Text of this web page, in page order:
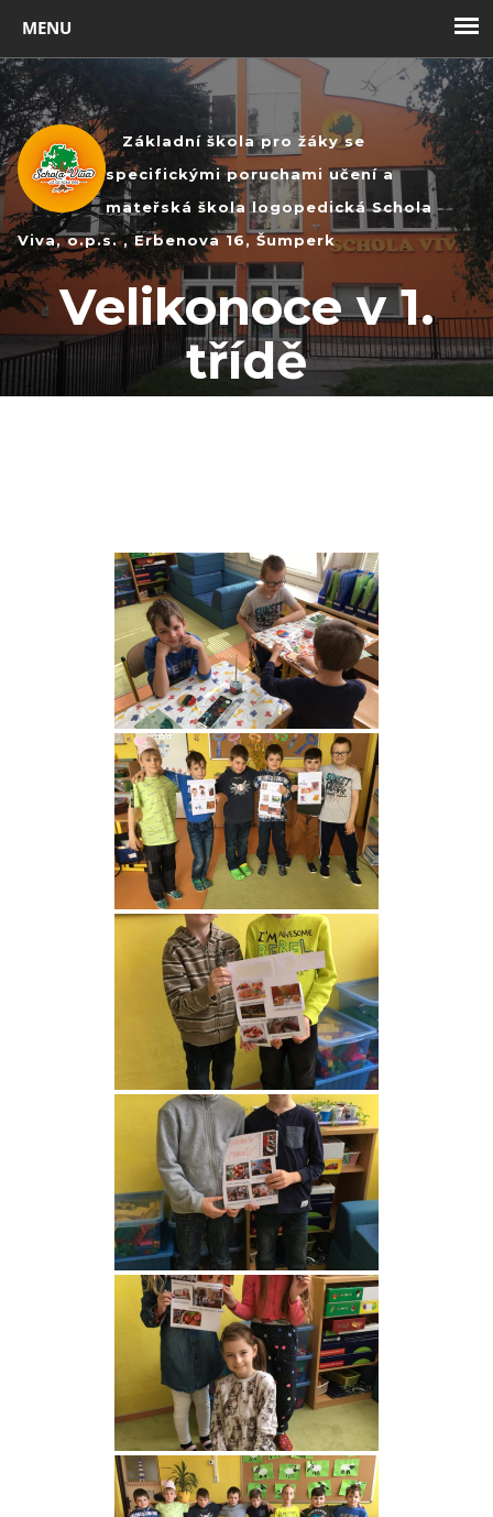
Základní škola pro žáky se
specifickými poruchami učení a
mateřská škola logopedická Schola
Viva, o.p.s. , Erbenova 16, Šumperk
Velikonoce v 1.
třídě